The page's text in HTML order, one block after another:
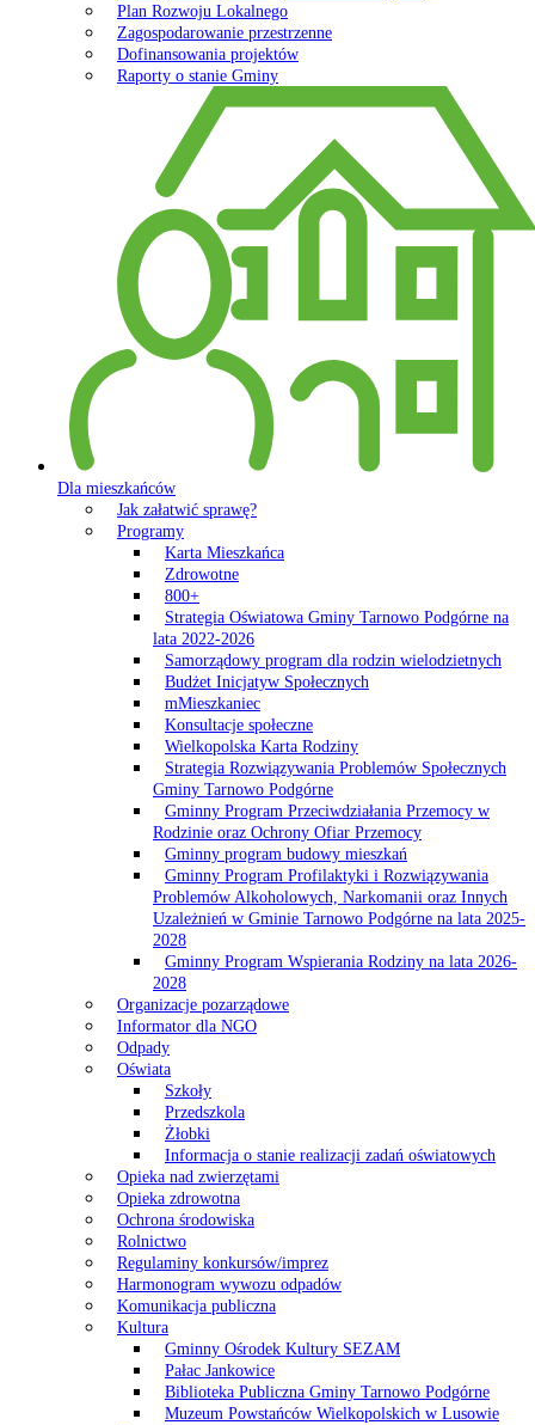
Plan Rozwoju Lokalnego
Zagospodarowanie przestrzenne
Dofinansowania projektów
Raporty o stanie Gminy
Dla mieszkańców
Jak załatwić sprawę?
Programy
Karta Mieszkańca
Zdrowotne
800+
Strategia Oświatowa Gminy Tarnowo Podgórne na
lata 2022-2026
Samorządowy program dla rodzin wielodzietnych
Budżet Inicjatyw Społecznych
mMieszkaniec
Konsultacje społeczne
Wielkopolska Karta Rodziny
Strategia Rozwiązywania Problemów Społecznych
Gminy Tarnowo Podgórne
Gminny Program Przeciwdziałania Przemocy w
Rodzinie oraz Ochrony Ofiar Przemocy
Gminny program budowy mieszkań
Gminny Program Profilaktyki i Rozwiązywania
Problemów Alkoholowych, Narkomanii oraz Innych
Uzależnień w Gminie Tarnowo Podgórne na lata 2025-
2028
Gminny Program Wspierania Rodziny na lata 2026-
2028
Organizacje pozarządowe
Informator dla NGO
Odpady
Oświata
Szkoły
Przedszkola
Żłobki
Informacja o stanie realizacji zadań oświatowych
Opieka nad zwierzętami
Opieka zdrowotna
Ochrona środowiska
Rolnictwo
Regulaminy konkursów/imprez
Harmonogram wywozu odpadów
Komunikacja publiczna
Kultura
Gminny Ośrodek Kultury SEZAM
Pałac Jankowice
Biblioteka Publiczna Gminy Tarnowo Podgórne
Muzeum Powstańców Wielkopolskich w Lusowie